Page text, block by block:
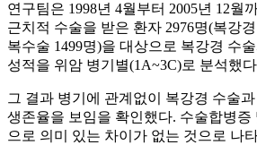
연구팀은 1998년 4월부터 2005년 12월
근치적 수술을 받은 환자 2976명(복강
복수술 1499명)을 대상으로 복강경 수
성적을 위암 병기별(1A~3C)로 분석했
그 결과 병기에 관계없이 복강경 수술
생존율을 보임을 확인했다. 수술합병증
으로 의미 있는 차이가 없는 것으로 나